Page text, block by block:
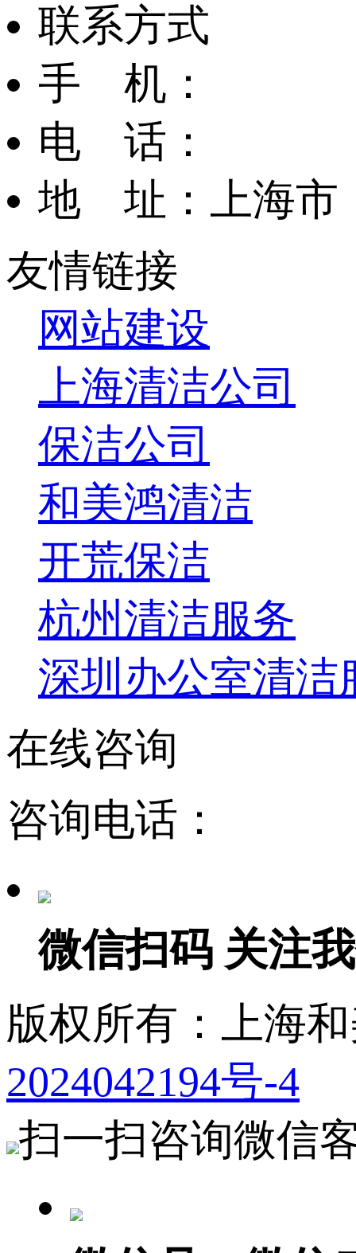
联系方式
手 机：
电 话：
地 址：上海市
友情链接
网站建设
上海清洁公司
保洁公司
和美鸿清洁
开荒保洁
杭州清洁服务
深圳办公室清洁
在线咨询
咨询电话：
微信扫码 关注
版权所有：上海
2024042194号-4
扫一扫咨询微信